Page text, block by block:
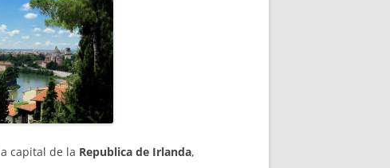
capital de la Republica de Irlanda,